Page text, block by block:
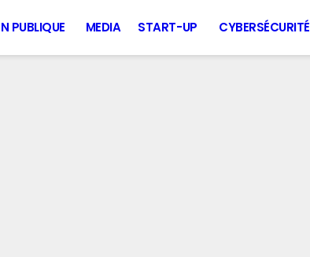
PUBLIQUE MEDIA START-UP CYBERSÉCURITÉ